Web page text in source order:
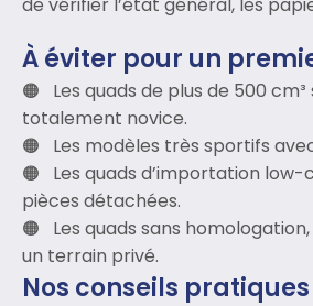
À éviter pour un
Les quads de plus de 500 cm³
totalement novice.
Les modèles très sportifs
Les quads d’importation low-
pièces détachées.
Les quads sans
un terrain privé.
Nos conseils